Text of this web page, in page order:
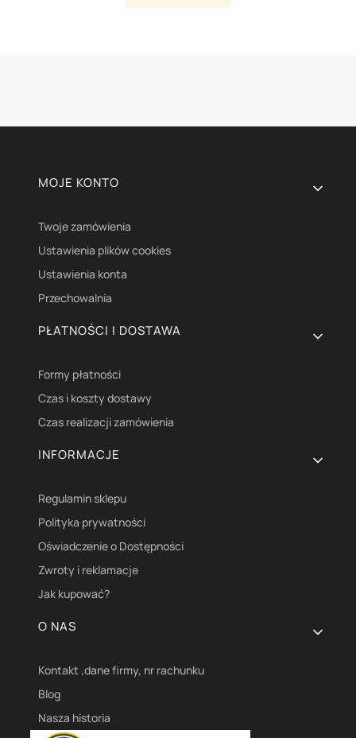
Linki w stopce
MOJE KONTO
Twoje zamówienia
Ustawienia plików cookies
Ustawienia konta
Przechowalnia
PŁATNOŚCI I DOSTAWA
Formy płatności
Czas i koszty dostawy
Czas realizacji zamówienia
INFORMACJE
Regulamin sklepu
Polityka prywatności
Oświadczenie o Dostępności
Zwroty i reklamacje
Jak kupować?
O NAS
Kontakt ,dane firmy, nr rachunku
Blog
Nasza historia